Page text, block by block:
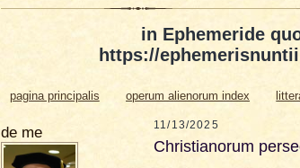
in Ephemeride
https://
pagina principalis operum alienorum index
de me 11/13/2025
Christianorum